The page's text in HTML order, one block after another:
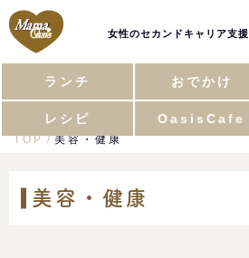
女性のセカンドキャリア支援
ランチ おでかけ
レシピ OasisCafe
TOP 美容・健康
美容・健康